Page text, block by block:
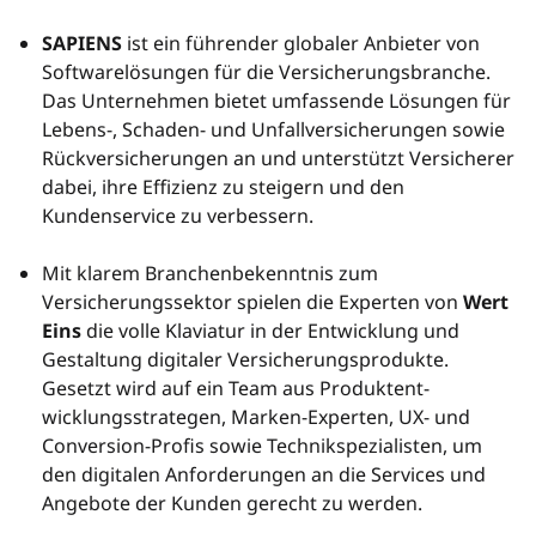
SAPIENS ist ein führender globaler Anbieter von
Softwarelösungen für die Versicherungsbranche.
Das Unternehmen bietet umfassende Lösungen für
Lebens-, Schaden- und Unfallversicherungen sowie
Rückversicherungen an und unterstützt Versicherer
dabei, ihre Effizienz zu steigern und den
Kundenservice zu verbessern.
Mit klarem Branchenbekenntnis zum
Versicherungssektor spielen die Experten von Wert
Einsdie volle Klaviatur in der Entwicklung und
Gestaltung digitaler Versicherungsprodukte.
Gesetzt wird auf ein Team aus Produktent­
wicklungsstrategen, Marken-Experten, UX- und
Conversion-Profis sowie Technikspezialisten, um
den digitalen Anforderungen an die Services und
Angebote der Kunden gerecht zu werden.